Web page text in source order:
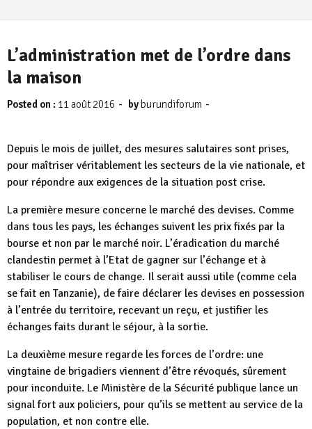
L’administration met de l’ordre dans
la maison
Posted on : 11 août 2016 - by burundiforum -
Depuis le mois de juillet, des mesures salutaires sont prises,
pour maîtriser véritablement les secteurs de la vie nationale, et
pour répondre aux exigences de la situation post crise.
La première mesure concerne le marché des devises. Comme
dans tous les pays, les échanges suivent les prix fixés par la
bourse et non par le marché noir. L’éradication du marché
clandestin permet à l’Etat de gagner sur l’échange et à
stabiliser le cours de change. Il serait aussi utile (comme cela
se fait en Tanzanie), de faire déclarer les devises en possession
à l’entrée du territoire, recevant un reçu, et justifier les
échanges faits durant le séjour, à la sortie.
La deuxième mesure regarde les forces de l’ordre: une
vingtaine de brigadiers viennent d’être révoqués, sûrement
pour inconduite. Le Ministère de la Sécurité publique lance un
signal fort aux policiers, pour qu’ils se mettent au service de la
population, et non contre elle.